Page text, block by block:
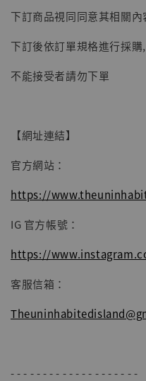
子彈飛 鵝城縣長
NT$ 4,980
下訂商品視同同意其相關內
下訂後依訂單規格進行採
不能接受者請勿下單
【網址連結】
官方網站：
https://
IG 官方帳號：
https://
客服信箱：
- - - - - - - - - - - - - - - - - - - -